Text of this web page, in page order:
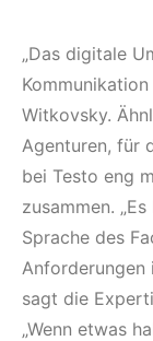
„Das digitale
Witkovsky.
Agenturen, für
bei Testo eng
zusammen.
Sprache des
Anforderungen
sagt die
„Wenn etwas